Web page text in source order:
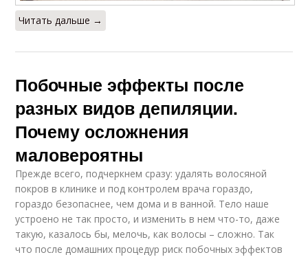
Читать дальше →
Побочные эффекты после
разных видов депиляции.
Почему осложнения
маловероятны
Прежде всего, подчеркнем сразу: удалять волосяной
покров в клинике и под контролем врача гораздо,
гораздо безопаснее, чем дома и в ванной. Тело наше
устроено не так просто, и изменить в нем что-то, даже
такую, казалось бы, мелочь, как волосы – сложно. Так
что после домашних процедур риск побочных эффектов